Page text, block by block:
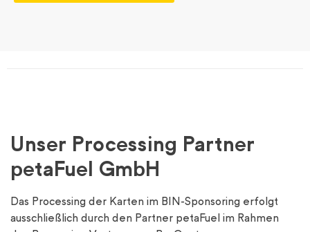
Unser Processing Partner
petaFuel GmbH
Das Processing der Karten im BIN-Sponsoring erfolgt
ausschließlich durch den Partner petaFuel im Rahmen